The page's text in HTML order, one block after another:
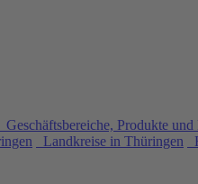
Geschäftsbereiche, Produkte
Landkreise in Thüringen